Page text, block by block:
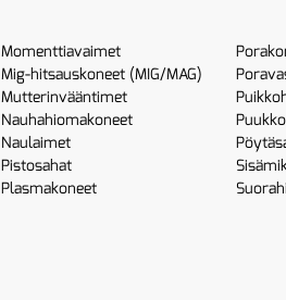
Momenttiavaimet
Mig-hitsauskoneet (MIG/MAG)
Mutterinvääntimet
Nauhahiomakoneet
Naulaimet
Pistosahat
Plasmakoneet